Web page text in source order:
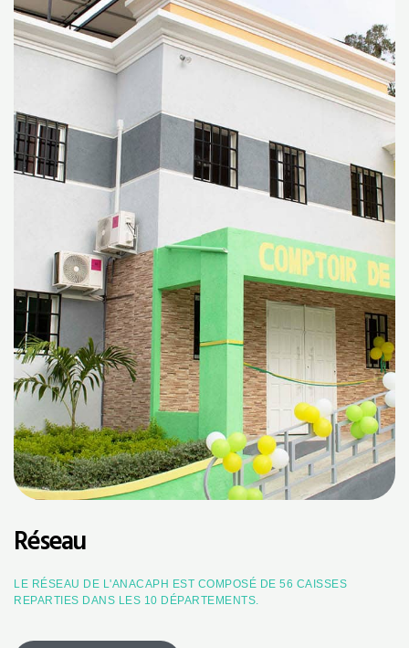
Réseau
LE RÉSEAU DE L'ANACAPH EST COMPOSÉ DE 56 CAISSES
REPARTIES DANS LES 10 DÉPARTEMENTS.